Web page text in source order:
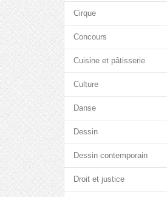
Cirque
Concours
Cuisine et pâtisserie
Culture
Danse
Dessin
Dessin contemporain
Droit et justice